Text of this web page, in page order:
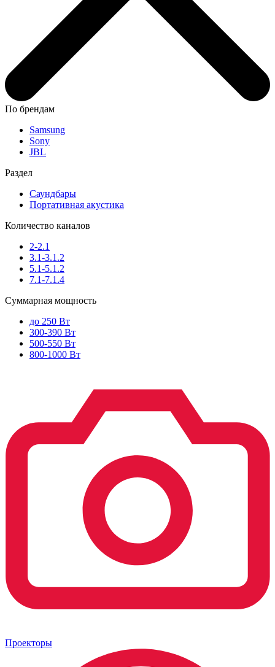
По брендам
Samsung
Sony
JBL
Раздел
Саундбары
Портативная акустика
Количество каналов
2-2.1
3.1-3.1.2
5.1-5.1.2
7.1-7.1.4
Суммарная мощность
до 250 Вт
300-390 Вт
500-550 Вт
800-1000 Вт
Проекторы